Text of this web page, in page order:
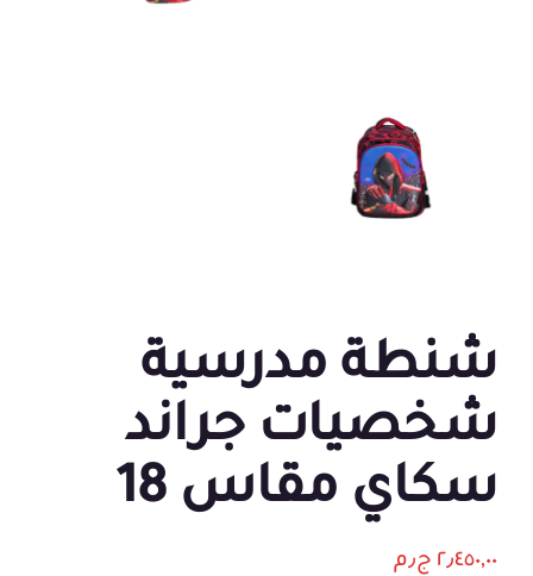
شنطة مدرسية
شخصيات جراند
سكاي مقاس 18
٢٫٤٥٠,٠٠ ج٫م